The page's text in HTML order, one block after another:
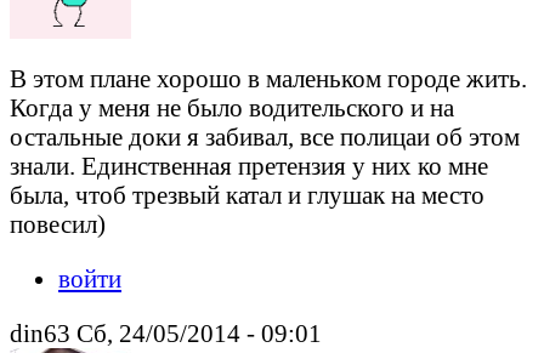
В этом плане хорошо в маленьком городе жить.
Когда у меня не было водительского и на
остальные доки я забивал, все полицаи об этом
знали. Единственная претензия у них ко мне
была, чтоб трезвый катал и глушак на место
повесил)
войти
din63 Сб, 24/05/2014 - 09:01